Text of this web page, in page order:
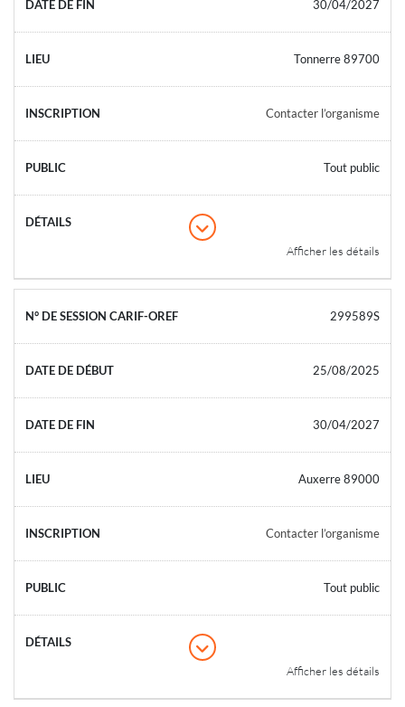
30/04/2027
Tonnerre 89700
Contacter l’organisme
Tout public
Afficher les détails
299589S
25/08/2025
30/04/2027
Auxerre 89000
Contacter l’organisme
Tout public
Afficher les détails